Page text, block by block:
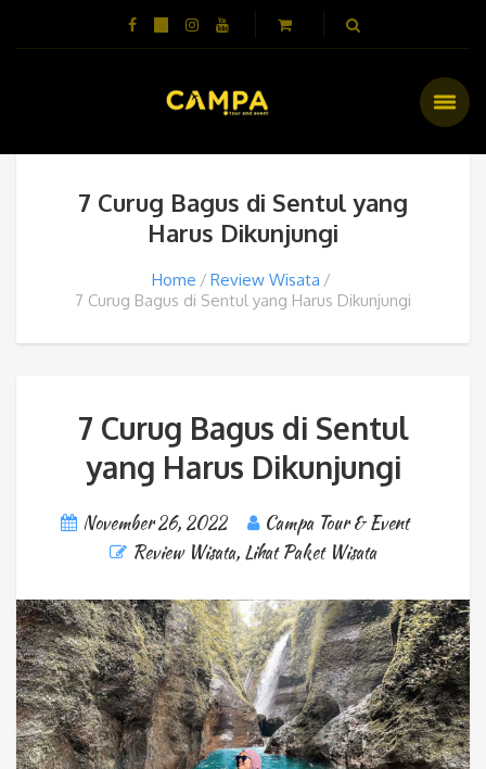
7 Curug Bagus di Sentul yang
Harus Dikunjungi
Home
Review Wisata
7 Curug Bagus di Sentul yang Harus Dikunjungi
7 Curug Bagus di Sentul
yang Harus Dikunjungi
November 26, 2022
Campa Tour & Event
Review Wisata, Lihat Paket Wisata